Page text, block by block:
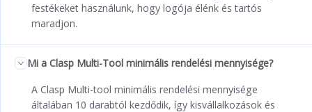
festékeket használunk, hogy logója élénk és tartós
maradjon.
Mi a Clasp Multi-Tool minimális rendelési mennyisége?
A Clasp Multi-tool minimális rendelési mennyisége
általában 10 darabtól kezdődik, így kisvállalkozások és